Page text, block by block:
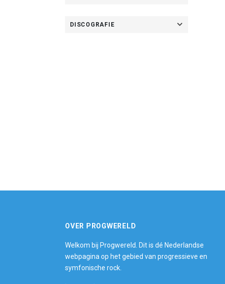
DISCOGRAFIE
OVER PROGWERELD
Welkom bij Progwereld. Dit is dé Nederlandse
webpagina op het gebied van progressieve en
symfonische rock.